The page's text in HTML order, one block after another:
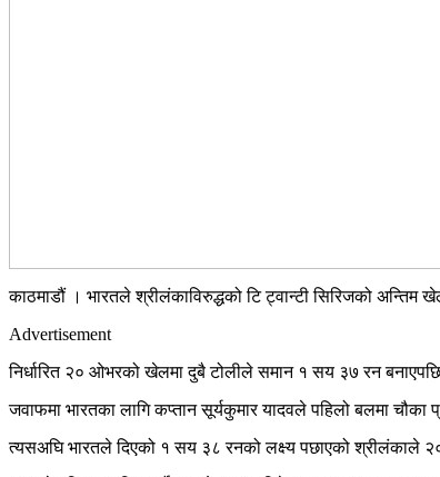
काठमाडौं । भारतले श्रीलंकाविरुद्धको टि ट्वान्टी सिरिजको
Advertisement
निर्धारित २० ओभरको खेलमा दुबै टोलीले समान १ सय ३७ रन‌
जवाफमा भारतका लागि कप्तान सूर्यकुमार यादवले पहिलो बलमा चौका
त्यसअघि भारतले दिएको १ सय ३८ रनको लक्ष्य पछाएको श्रीलंकाले